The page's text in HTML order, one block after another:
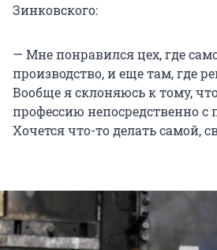
Зинковского:
— Мне понравился цех, где
производство, и еще там, где
Вообще я склоняюсь к тому,
профессию непосредственно с
Хочется что-то делать самой,